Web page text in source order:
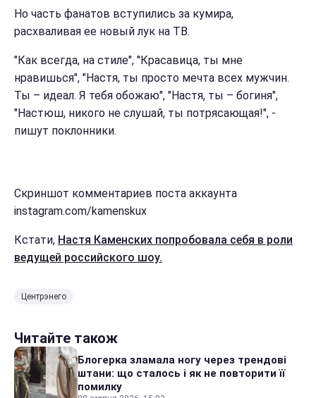
Но часть фанатов вступились за кумира,
расхваливая ее новый лук на ТВ.
"Как всегда, на стиле", "Красавица, ты мне
нравишься", "Настя, ты просто мечта всех мужчин.
Ты – идеал. Я тебя обожаю", "Настя, ты – богиня",
"Настюш, никого не слушай, ты потрясающая!", -
пишут поклонники.
Скриншот комментариев поста аккаунта
instagram.com/kamenskux
Кстати, Настя Каменских попробовала себя в роли
ведущей российского шоу.
Центрэнего
Читайте також
Блогерка зламала ногу через трендові
штани: що сталось і як не повторити її
помилку